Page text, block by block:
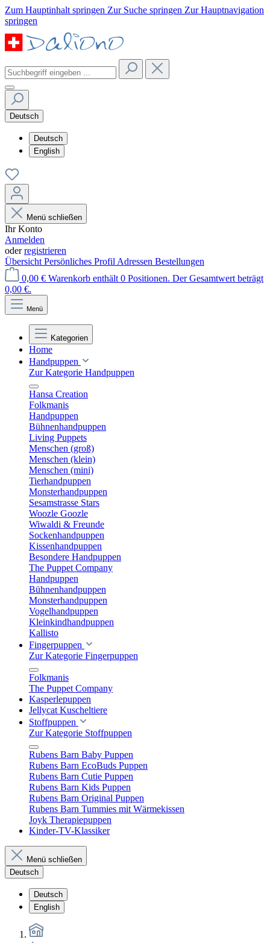
Zum Hauptinhalt springen Zur Suche springen Zur Hauptnavigation
springen
Deutsch
Deutsch
English
Menü schließen
Ihr Konto
Anmelden
oderregistrieren
Übersicht Persönliches Profil Adressen Bestellungen
0,00 € Warenkorb enthält 0 Positionen. Der Gesamtwert beträgt
0,00 €.
Menü
Kategorien
Home
Handpuppen
Zur Kategorie Handpuppen
Hansa Creation
Folkmanis
Handpuppen
Bühnenhandpuppen
Living Puppets
Menschen (groß)
Menschen (klein)
Menschen (mini)
Tierhandpuppen
Monsterhandpuppen
Sesamstrasse Stars
Woozle Goozle
Wiwaldi & Freunde
Sockenhandpuppen
Kissenhandpuppen
Besondere Handpuppen
The Puppet Company
Handpuppen
Bühnenhandpuppen
Monsterhandpuppen
Vogelhandpuppen
Kleinkindhandpuppen
Kallisto
Fingerpuppen
Zur Kategorie Fingerpuppen
Folkmanis
The Puppet Company
Kasperlepuppen
Jellycat Kuscheltiere
Stoffpuppen
Zur Kategorie Stoffpuppen
Rubens Barn Baby Puppen
Rubens Barn EcoBuds Puppen
Rubens Barn Cutie Puppen
Rubens Barn Kids Puppen
Rubens Barn Original Puppen
Rubens Barn Tummies mit Wärmekissen
Joyk Therapiepuppen
Kinder-TV-Klassiker
Menü schließen
Deutsch
Deutsch
English